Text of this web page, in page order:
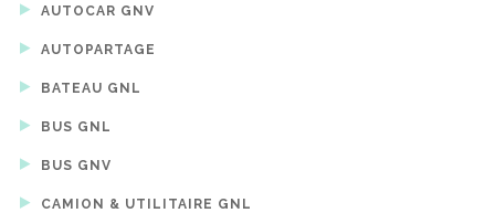
AUTOCAR GNV
AUTOPARTAGE
BATEAU GNL
BUS GNL
BUS GNV
CAMION & UTILITAIRE GNL